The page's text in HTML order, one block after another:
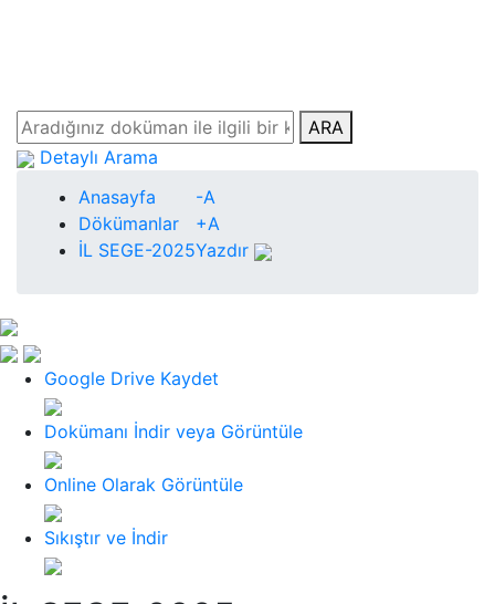
ARA
Detaylı Arama
Anasayfa
Dökümanlar
İL SEGE-2025
-A
+A
Yazdır
Google Drive Kaydet
Dokümanı İndir veya Görüntüle
Online Olarak Görüntüle
Sıkıştır ve İndir